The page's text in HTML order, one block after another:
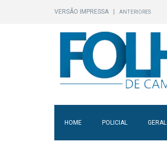
VERSÃO IMPRESSA ANTERIORES
HOME POLICIAL GERAL